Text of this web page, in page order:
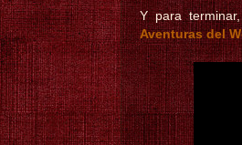
Y para
Aventuras del